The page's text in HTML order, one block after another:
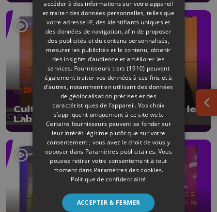
29 min- Publié le 22/05/2026
CultureL avec Pierre Dumoulin et le
Labo des Francos
accéder à des informations sur votre appareil
et traiter des données personnelles, telles que
votre adresse IP, des identifiants uniques et
des données de navigation, afin de proposer
des publicités et du contenu personnalisés,
mesurer les publicités et le contenu, obtenir
des insights d’audience et améliorer les
services. Fournisseurs tiers (1910) peuvent
également traiter vos données à ces fins et à
d’autres, notamment en utilisant des données
de géolocalisation précises et des
caractéristiques de l’appareil. Vos choix
s’appliquent uniquement à ce site web.
Certains fournisseurs peuvent se fonder sur
leur intérêt légitime plutôt que sur votre
consentement ; vous avez le droit de vous y
opposer dans Paramètres publicitaires. Vous
pouvez retirer votre consentement à tout
moment dans Paramètres des cookies.
Politique de confidentialité
ACCEPTER & FERMER